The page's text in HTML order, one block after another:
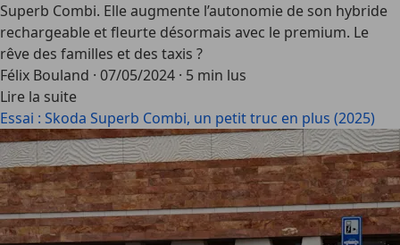
Superb Combi. Elle augmente l’autonomie de son hybride
rechargeable et fleurte désormais avec le premium. Le
rêve des familles et des taxis ?
Félix Bouland · 07/05/2024 · 5 min lus
Lire la suite
Essai : Skoda Superb Combi, un petit truc en plus (2025)